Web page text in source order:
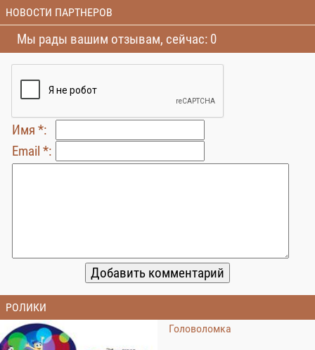
НОВОСТИ ПАРТНЕРОВ
Мы рады вашим отзывам, сейчас: 0
Имя *:
Email *:
РОЛИКИ
Головоломка